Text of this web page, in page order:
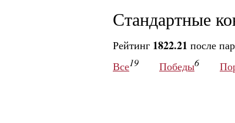
Стандартные
Рейтинг 1822.21 после
Все19 Победы6